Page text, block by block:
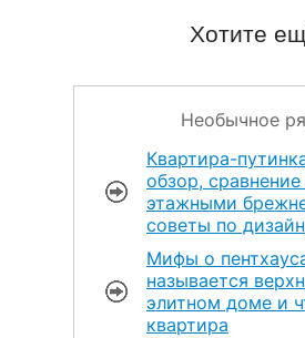
Хотите
Необычное
Квартира-
обзор,
этажными
советы по
Мифы о
называется
элитном доме и
квартира